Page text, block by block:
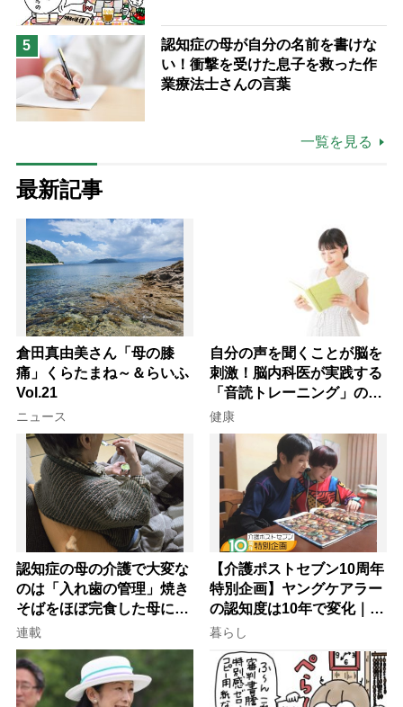
5
認知症の母が自分の名前を書けな
い！衝撃を受けた息子を救った作
業療法士さんの言葉
一覧を見る
最新記事
倉田真由美さん「母の膝
痛」くらたまね～＆らいふ
Vol.21
ニュース
自分の声を聞くことが脳を
刺激！脳内科医が実践する
「音読トレーニング」の極
意
健康
認知症の母の介護で大変な
のは「入れ歯の管理」焼き
そばをほぼ完食した母に息
子が血の気が引いた理由
連載
【介護ポストセブン10周年
特別企画】ヤングケアラー
の認知度は10年で変化｜流
行語大賞にノミネート、法
律にも明記されたが果たし
て現在は？
暮らし